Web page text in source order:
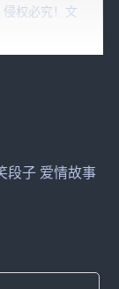
定分享一系
能轻易捕捉
摇头。“因为
裹说：‘别
”一声笑了出
权必究！文
段子 爱情故事